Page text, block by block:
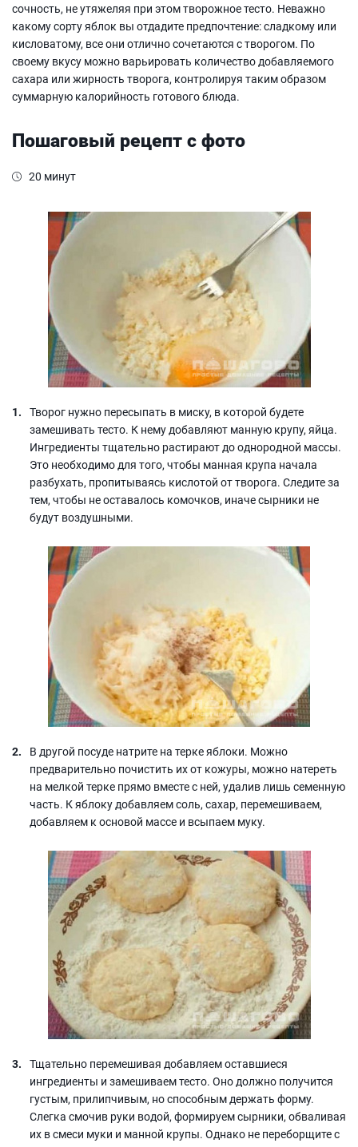
сочность, не утяжеляя при этом творожное тесто. Неважно
какому сорту яблок вы отдадите предпочтение: сладкому или
кисловатому, все они отлично сочетаются с творогом. По
своему вкусу можно варьировать количество добавляемого
сахара или жирность творога, контролируя таким образом
суммарную калорийность готового блюда.
Пошаговый рецепт с фото
20 минут
Творог нужно пересыпать в миску, в которой будете
замешивать тесто. К нему добавляют манную крупу, яйца.
Ингредиенты тщательно растирают до однородной массы.
Это необходимо для того, чтобы манная крупа начала
разбухать, пропитываясь кислотой от творога. Следите за
тем, чтобы не оставалось комочков, иначе сырники не
будут воздушными.
В другой посуде натрите на терке яблоки. Можно
предварительно почистить их от кожуры, можно натереть
на мелкой терке прямо вместе с ней, удалив лишь семенную
часть. К яблоку добавляем соль, сахар, перемешиваем,
добавляем к основой массе и всыпаем муку.
Тщательно перемешивая добавляем оставшиеся
ингредиенты и замешиваем тесто. Оно должно получится
густым, прилипчивым, но способным держать форму.
Слегка смочив руки водой, формируем сырники, обваливая
их в смеси муки и манной крупы. Однако не переборщите с